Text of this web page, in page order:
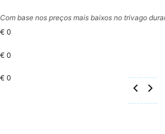
Com base nos preços mais baixos no trivago
€ 0
€ 0
€ 0